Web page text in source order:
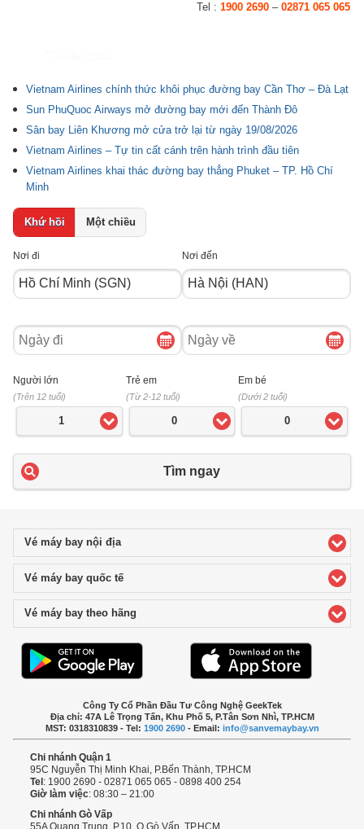
Tel : 1900 2690– 02871 065 065
Vietnam Airlines chính thức khôi phục đường bay Cần Thơ – Đà Lạt
Sun PhuQuoc Airways mở đường bay mới đến Thành Đô
Sân bay Liên Khương mở cửa trở lại từ ngày 19/08/2026
Vietnam Airlines – Tự tin cất cánh trên hành trình đầu tiên
Vietnam Airlines khai thác đường bay thẳng Phuket – TP. Hồ Chí
Minh
Khứ hồi Một chiều
Nơi đi Nơi đến
Ngày
đi
Ngày
về
Người lớn
(Trên 12 tuổi)
1
Trẻ em
(Từ 2-12 tuổi)
0
Em bé
(Dưới 2 tuổi)
0
Tìm ngay
Vé máy bay nội địaclick to expand contents
Vé máy bay quốc tếclick to expand contents
Vé máy bay theo hãng
Công Ty Cổ Phần Đầu Tư Công Nghệ GeekTek
Địa chỉ: 47A Lê Trọng Tấn, Khu Phố 5, P.Tân Sơn Nhì, TP.HCM
MST: 0318310839 - Tel: 1900 2690- Email: info@sanvemaybay.vn
Chi nhánh Quận 1
95C Nguyễn Thị Minh Khai, P.Bến Thành, TP.HCM
Tel : 1900 2690 - 02871 065 065 - 0898 400 254
Giờ làm việc: 08:30 – 21:00
Chi nhánh Gò Vấp
55A Quang Trung, P.10, Q.Gò Vấp, TP.HCM